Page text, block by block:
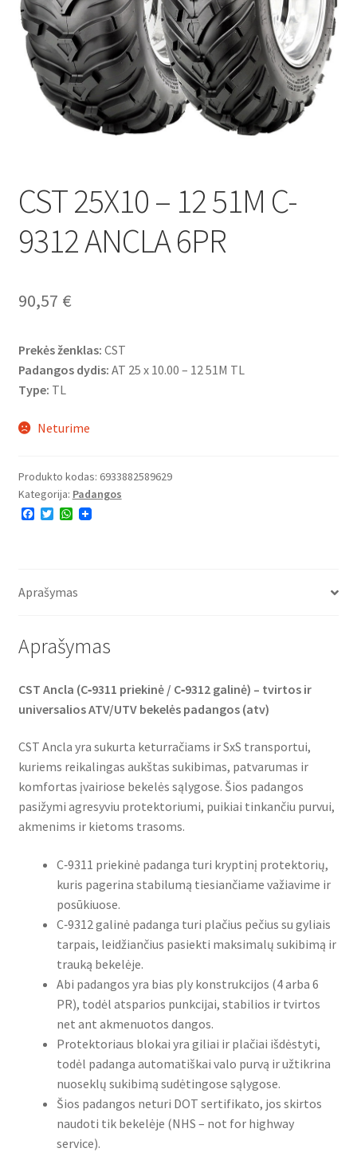
CST 25X10 – 12 51M C-
9312 ANCLA 6PR
90,57 €
Prekės ženklas: CST
Padangos dydis: AT 25 x 10.00 – 12 51M TL
Type: TL
Neturime
Produkto kodas: 6933882589629
Kategorija: Padangos
F
o
T
r
W
p
Aprašymas
Aprašymas
CST Ancla (C‑9311 priekinė / C‑9312 galinė) – tvirtos ir
universalios ATV/UTV bekelės padangos (atv)
CST Ancla yra sukurta keturračiams ir SxS transportui,
kuriems reikalingas aukštas sukibimas, patvarumas ir
komfortas įvairiose bekelės sąlygose. Šios padangos
pasižymi agresyviu protektoriumi, puikiai tinkančiu purvui,
akmenims ir kietoms trasoms.
C‑9311 priekinė padanga turi kryptinį protektorių,
kuris pagerina stabilumą tiesiančiame važiavime ir
posūkiuose.
C‑9312 galinė padanga turi plačius pečius su gyliais
tarpais, leidžiančius pasiekti maksimalų sukibimą ir
trauką bekelėje.
Abi padangos yra bias ply konstrukcijos (4 arba 6
PR), todėl atsparios punkcijai, stabilios ir tvirtos
net ant akmenuotos dangos.
Protektoriaus blokai yra giliai ir plačiai išdėstyti,
todėl padanga automatiškai valo purvą ir užtikrina
nuoseklų sukibimą sudėtingose sąlygose.
Šios padangos neturi DOT sertifikato, jos skirtos
naudoti tik bekelėje (NHS – not for highway
service).